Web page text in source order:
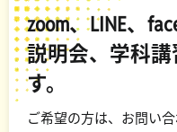
zoom、LINE、
説明会、学科
す。
ご希望の方は、お問い